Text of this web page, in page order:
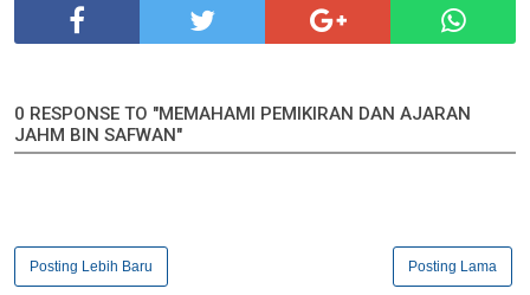
0 RESPONSE TO "MEMAHAMI PEMIKIRAN DAN AJARAN
JAHM BIN SAFWAN"
Posting Lebih Baru Posting Lama